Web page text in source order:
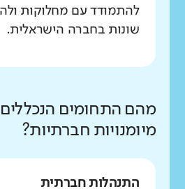
להתמודד עם מחלוקות
שונות בחברה הישראלית.
מהם התחומים
מיומנויות חברתיות?
התנהלות חברתית